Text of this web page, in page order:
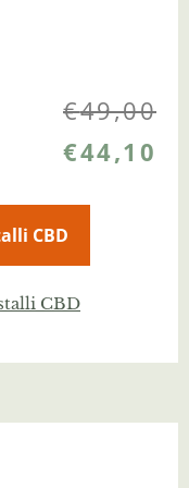
€49,00
€44,10
CBD
CBD